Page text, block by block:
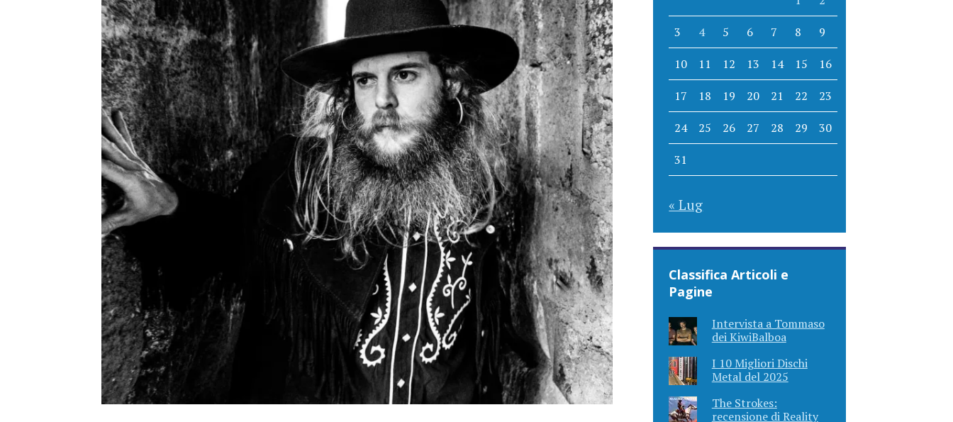
3 4 5 6 7 8 9
10 11 12 13 14 15 16
17 18 19 20 21 22 23
24 25 26 27 28 29 30
31
« Lug
Classifica Articoli e
Pagine
Intervista a Tommaso
dei KiwiBalboa
I 10 Migliori Dischi
Metal del 2025
The Strokes:
recensione di Reality